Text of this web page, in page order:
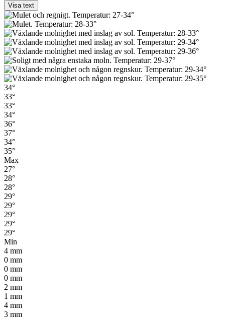
Visa text
34°
33°
33°
34°
36°
37°
34°
35°
Max
27°
28°
28°
29°
29°
29°
29°
29°
Min
4 mm
0 mm
0 mm
0 mm
2 mm
1 mm
4 mm
3 mm